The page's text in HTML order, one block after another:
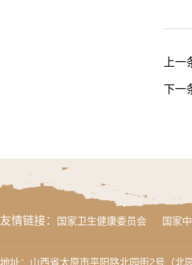
上一
下一
友情链接： 国家卫生健康委员会 国家
地址：山西省太原市平阳路北园街2号（北